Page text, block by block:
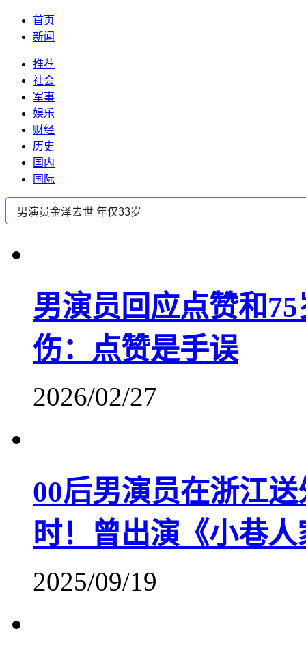
首页
新闻
推荐
社会
军事
娱乐
财经
历史
国内
国际
男演员回应点赞和
伤：点赞是手误
2026/02/27
​00后男演员在浙江
时！曾出演《小巷
2025/09/19